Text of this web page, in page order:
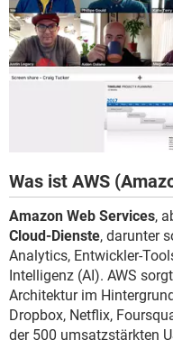
Was ist AWS
Amazon Web Services,
Cloud-Dienste, darunter
Analytics, Entwickler-
Intelligenz (AI). AWS
Architektur im
Dropbox, Netflix,
der 500 umsatzstärkten